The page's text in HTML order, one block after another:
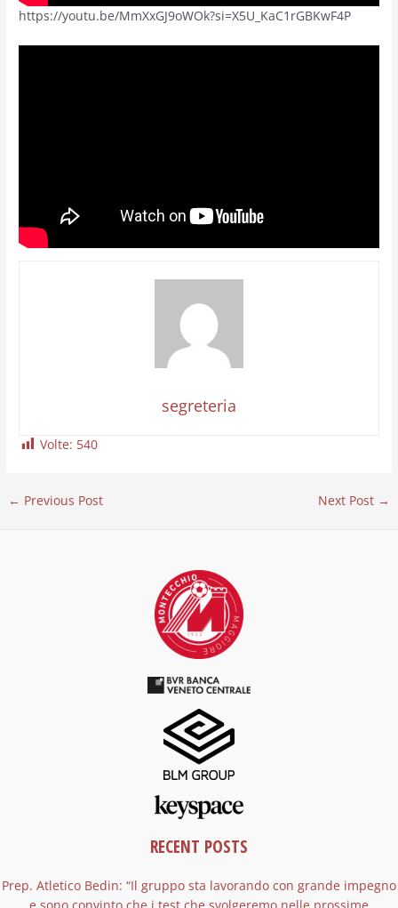
https://youtu.be/MmXxGJ9oWOk?si=X5U_KaC1rGBKwF4P
segreteria
Volte: 540
← Previous Post Next Post →
RECENT POSTS
Prep. Atletico Bedin: “Il gruppo sta lavorando con grande impegno